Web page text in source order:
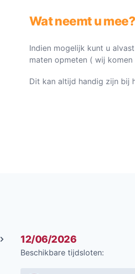
Wat neemt u mee?
Indien mogelijk kunt u
maten opmeten ( wij
Dit kan altijd handig zijn bij
month
Next month
12/06/2026
Beschikbare tijdsloten: